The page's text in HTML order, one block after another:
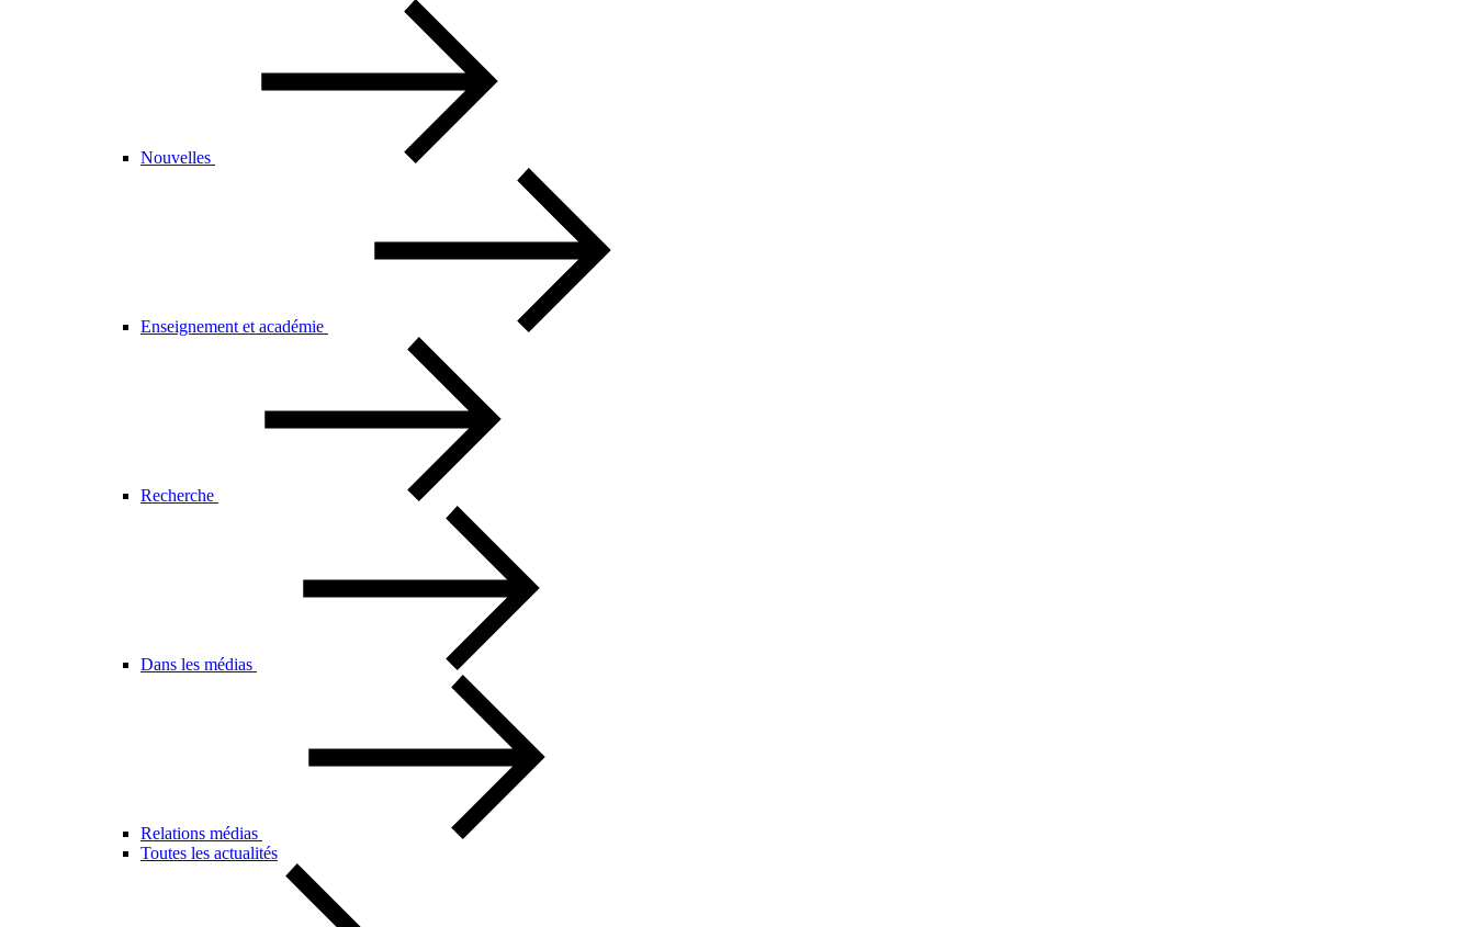
Nouvelles
Enseignement et académie
Recherche
Dans les médias
Relations médias
Toutes les actualités